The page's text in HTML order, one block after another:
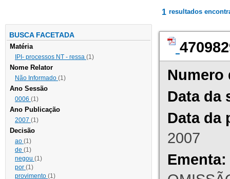
BUSCA FACETADA
Matéria
IPI- processos NT - ressa (1)
Nome Relator
Não Informado (1)
Ano Sessão
0006 (1)
Ano Publicação
2007 (1)
Decisão
ao (1)
de (1)
negou (1)
por (1)
provimento (1)
1 resultados
Numero
Data da
Data da
2007
Ementa: